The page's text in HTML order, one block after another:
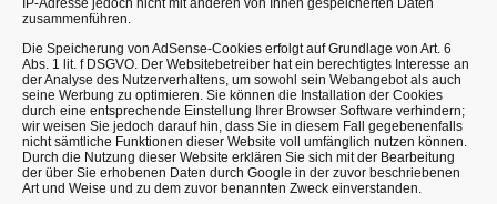
IP-Adresse jedoch nicht mit anderen von Ihnen gespeicherten Daten
zusammenführen.
Die Speicherung von AdSense-Cookies erfolgt auf Grundlage von Art. 6
Abs. 1 lit. f DSGVO. Der Websitebetreiber hat ein berechtigtes Interesse an
der Analyse des Nutzerverhaltens, um sowohl sein Webangebot als auch
seine Werbung zu optimieren. Sie können die Installation der Cookies
durch eine entsprechende Einstellung Ihrer Browser Software verhindern;
wir weisen Sie jedoch darauf hin, dass Sie in diesem Fall gegebenenfalls
nicht sämtliche Funktionen dieser Website voll umfänglich nutzen können.
Durch die Nutzung dieser Website erklären Sie sich mit der Bearbeitung
der über Sie erhobenen Daten durch Google in der zuvor beschriebenen
Art und Weise und zu dem zuvor benannten Zweck einverstanden.